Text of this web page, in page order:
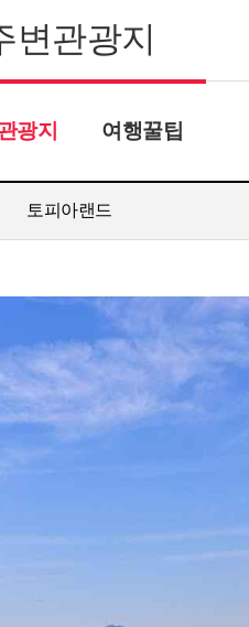
변관광지
광지 여행꿀팁
토피아랜드